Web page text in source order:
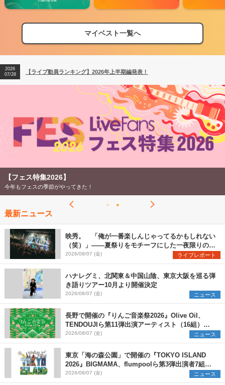
マイベスト一覧へ
07/28
2026
04/27
【ライブ動員ランキング】2026年上半期編発表！
【フェス特集2026】
今年もフェスの季節がやってきた！
最新ニュース
映秀。 「俺が一番楽しんじゃってるかもしれない
（笑）」――夏祭りをモチーフにした一夜限りのス
ペシャルライブ『色祭』レポート
2026/08/07 (金) ライブレポート
ハナレグミ、北関東＆中国山陰、東京大阪を巡る弾
き語りツアー10月より開催決定
2026/08/07 (金) ニュース
長野で開催の『りんご音楽祭2026』Olive Oil、
TENDOUJIら第11弾出演アーティスト（16組）を
発表
2026/08/07 (金) ニュース
東京「海の森公園」で開催の『TOKYO ISLAND
2026』BIGMAMA、flumpoolら第3弾出演者7組を
発表 ワークショップ・アート出展者を募集
2026/08/07 (金) ニュース